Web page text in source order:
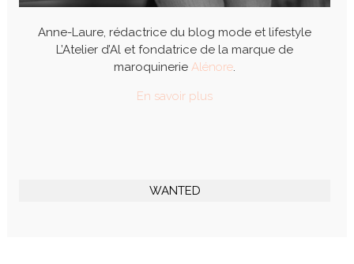
Anne-Laure, rédactrice du blog mode et lifestyle
L’Atelier d’Al et fondatrice de la marque de
maroquinerie Alénore.
En savoir plus
WANTED